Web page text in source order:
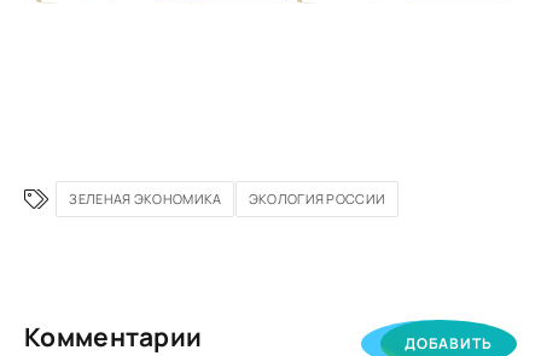
ЗЕЛЕНАЯ ЭКОНОМИКА ЭКОЛОГИЯ РОССИИ
Комментарии ДОБАВИТЬ